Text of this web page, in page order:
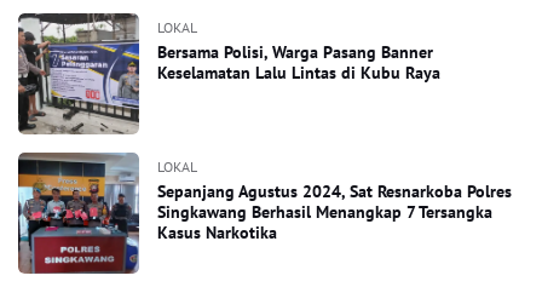
LOKAL
Bersama Polisi, Warga Pasang Banner
Keselamatan Lalu Lintas di Kubu Raya
LOKAL
Sepanjang Agustus 2024, Sat Resnarkoba Polres
Singkawang Berhasil Menangkap 7 Tersangka
Kasus Narkotika